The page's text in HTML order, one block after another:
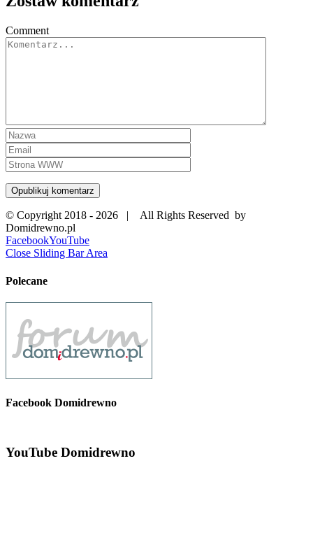
Comment
© Copyright 2018 - 2026 | All Rights Reserved by
Domidrewno.pl
FacebookYouTube
Close Sliding Bar Area
Polecane
Facebook Domidrewno
YouTube Domidrewno